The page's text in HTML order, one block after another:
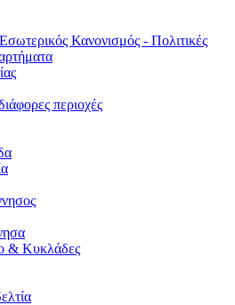
Κανονισμός - Πολιτικές
περιοχές
& Κυκλάδες